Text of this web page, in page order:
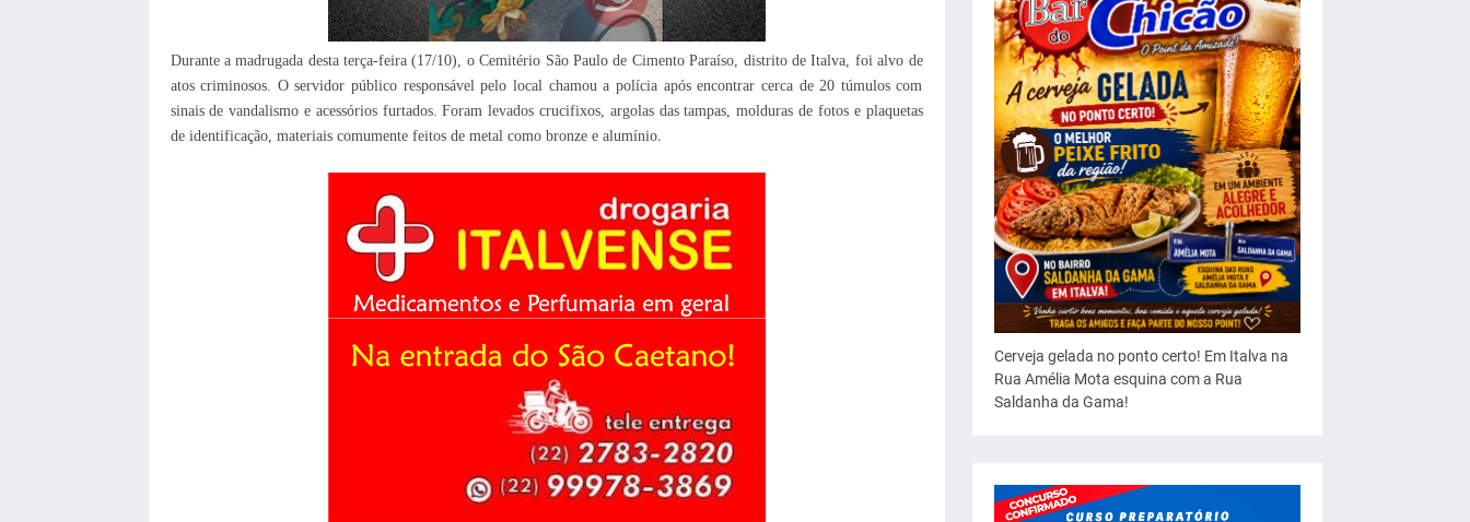
Durante a madrugada desta terça-feira (17/10), o Cemitério São Paulo de Cimento Paraíso, distrito de Italva, foi alvo de
atos criminosos. O servidor público responsável pelo local chamou a polícia após encontrar cerca de 20 túmulos com
sinais de vandalismo e acessórios furtados. Foram levados crucifixos, argolas das tampas, molduras de fotos e plaquetas
de identificação, materiais comumente feitos de metal como bronze e alumínio.
Cerveja gelada no ponto certo! Em Italva na
Rua Amélia Mota esquina com a Rua
Saldanha da Gama!